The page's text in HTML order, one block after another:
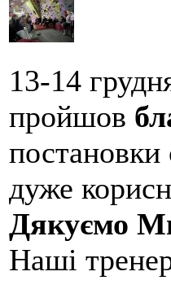
13-14
пройшов
дуже
Дякуємо
Наші